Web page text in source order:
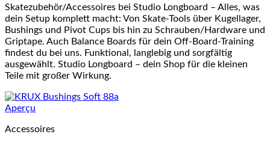
Skatezubehör/Accessoires bei Studio Longboard – Alles, was
dein Setup komplett macht: Von Skate-Tools über Kugellager,
Bushings und Pivot Cups bis hin zu Schrauben/Hardware und
Griptape. Auch Balance Boards für dein Off-Board-Training
findest du bei uns. Funktional, langlebig und sorgfältig
ausgewählt. Studio Longboard – dein Shop für die kleinen
Teile mit großer Wirkung.
Aperçu
Accessoires